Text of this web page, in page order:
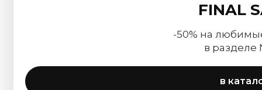
FINAL
-50% на
в разделе
в